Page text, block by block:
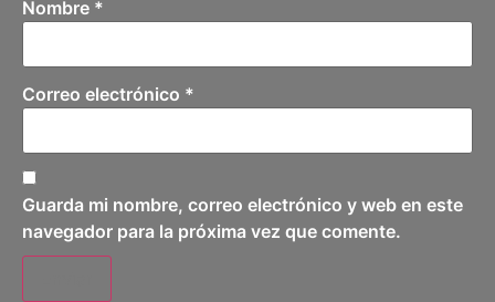
Nombre *
Correo electrónico *
Guarda mi nombre, correo electrónico y web en este
navegador para la próxima vez que comente.